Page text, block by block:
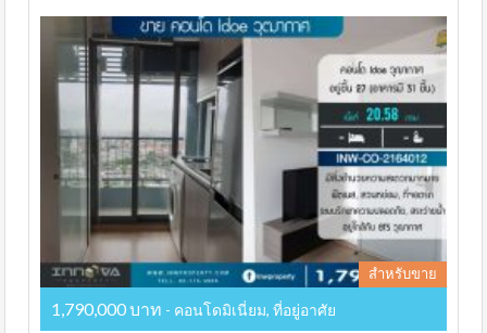
สำหรับขาย
1,790,000 บาท - คอนโดมิเนี่ยม, ที่อยู่อาศัย